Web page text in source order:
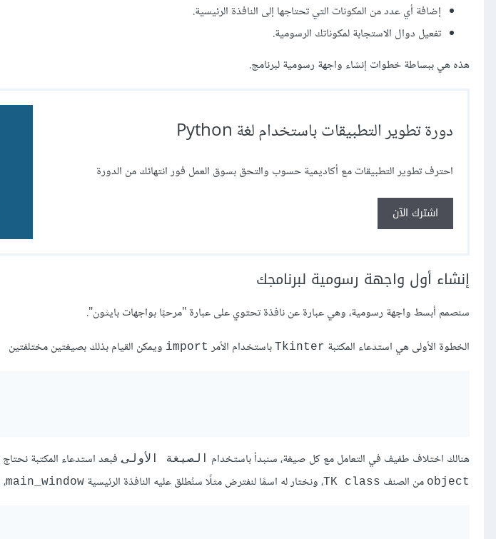
إضافة أي عدد من المكونات التي تحتاجها إلى النافذة الرئيسية.
تفعيل دوال الاستجابة لمكوناتك الرسومية.
هذه هي ببساطة خطوات إنشاء واجهة رسومية لبرنامج.
دورة تطوير التطبيقات باستخدام لغة Python
احترف تطوير التطبيقات مع أكاديمية حسوب والتحق بسوق العمل فور انتهائك من الدورة
اشترك الآن
إنشاء أول واجهة رسومية لبرنامجك
سنصمم أبسط واجهة رسومية، وهي عبارة عن نافذة تحتوي على عبارة "مرحبًا بواجهات بايثون".
الخطوة الأولى هي استدعاء المكتبة Tkinter باستخدام الأمر import ويمكن القيام بذلك بصيغتين مختلفتين
هنالك اختلاف طفيف في التعامل مع كل صيغة، سنبدأ باستخدام الصيغة الأولى، فبعد استدعاء المكتبة نحتاج
object من الصنف TK class، ونختار له اسمًا لنفترض مثلًا سنُطلق عليه النافذة الرئيسية main_window